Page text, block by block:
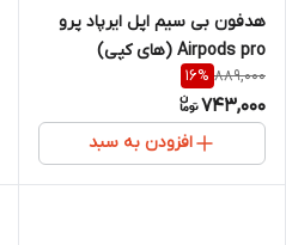
هدفون بی سیم اپل ایرپاد پرو
Airpods pro (های کپی)
889,000
16%
743,000
افزودن به سبد